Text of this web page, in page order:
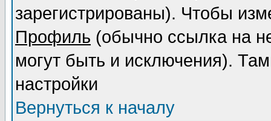
зарегистрированы). Чтобы
Профиль (обычно ссылка на
могут быть и исключения).
настройки
Вернуться к началу